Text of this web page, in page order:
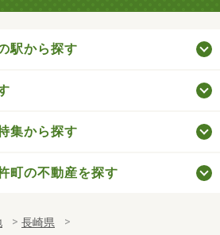
駅から探す
集から探す
町の不動産を探す
長崎県